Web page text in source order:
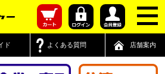
ド よくある質問 店舗案内